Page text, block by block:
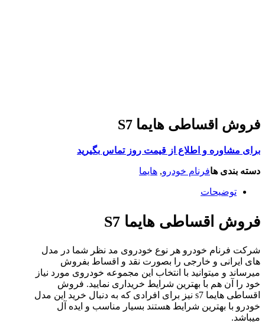
فروش اقساطی هایما S7
برای مشاوره و اطلاع از قیمت روز تماس بگیرید
دسته بندی هافرنام خودرو, هایما
توضیحات
فروش اقساطی هایما S7
شرکت فرنام خودرو هر نوع خودروی مد نظر شما در مدل
های ایرانی و خارجی را بصورت نقد و اقساط بفروش
میرساند و میتوانید با انتخاب این مجموعه خودروی مورد نیاز
خود را آن هم با بهترین شرایط خریداری نمایید. فروش
اقساطی هایما s7 نیز برای افرادی که به دنبال خرید این مدل
خودرو با بهترین شرایط هستند بسیار مناسب و ایده آل
میباشد.